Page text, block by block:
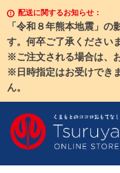
配送に関するお知らせ：
「令和８年熊本地震」の
す。何卒ご了承ください
※ご注文される場合は、
※日時指定はお受けでき
ん。